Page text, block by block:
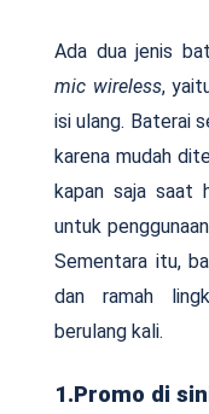
Ada dua jenis
mic wireless,
isi ulang. Baterai
karena mudah
kapan saja saat
untuk
Sementara itu,
dan ramah
berulang kali.
1.Promo di